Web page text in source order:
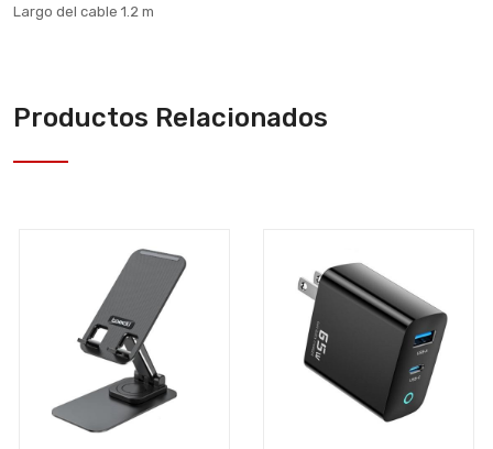
Largo del cable 1.2 m
Productos Relacionados